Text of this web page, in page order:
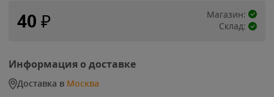
40 ₽
Магазин:
Склад:
Информация о доставке
Доставка в Москва